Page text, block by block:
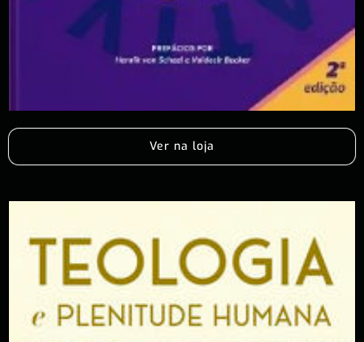
Ver na loja